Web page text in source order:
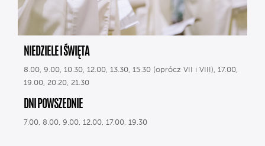
NIEDZIELE I ŚWIĘTA
8.00, 9.00, 10.30, 12.00, 13.30, 15.30 (oprócz VII i VIII), 17.00,
19.00, 20.20, 21.30
DNI POWSZEDNIE
7.00, 8.00, 9.00, 12.00, 17.00, 19.30